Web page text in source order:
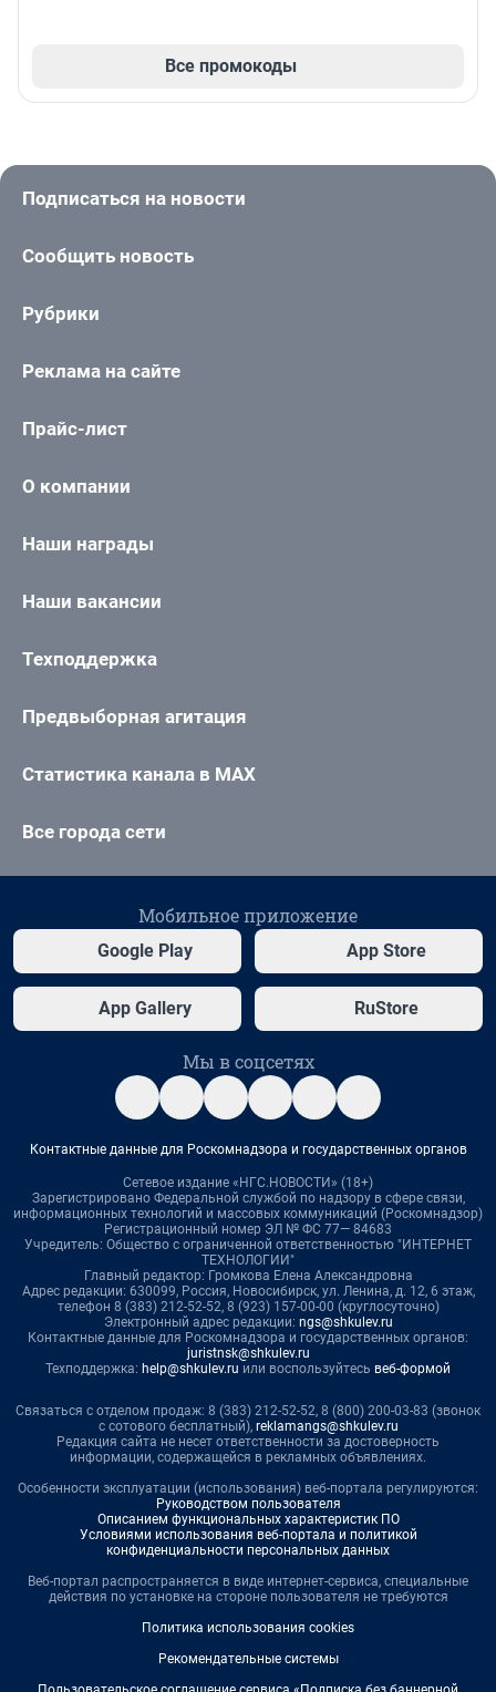
Все промокоды
Подписаться на новости
Сообщить новость
Рубрики
Реклама на сайте
Прайс-лист
О компании
Наши награды
Наши вакансии
Техподдержка
Предвыборная агитация
Статистика канала в MAX
Все города сети
Мобильное приложение
Google Play App Store
App Gallery RuStore
Мы в соцсетях
Контактные данные для Роскомнадзора и государственных органов
Сетевое издание «НГС.НОВОСТИ» (18+)
Зарегистрировано Федеральной службой по надзору в сфере связи,
информационных технологий и массовых коммуникаций (Роскомнадзор)
Регистрационный номер ЭЛ № ФС 77— 84683
Учредитель: Общество с ограниченной ответственностью "ИНТЕРНЕТ
ТЕХНОЛОГИИ"
Главный редактор: Громкова Елена Александровна
Адрес редакции: 630099, Россия, Новосибирск, ул. Ленина, д. 12, 6 этаж,
телефон 8 (383) 212-52-52, 8 (923) 157-00-00 (круглосуточно)
Электронный адрес редакции: ngs@shkulev.ru
Контактные данные для Роскомнадзора и государственных органов:
juristnsk@shkulev.ru
Техподдержка: help@shkulev.ru или воспользуйтесь веб-формой
Связаться с отделом продаж: 8 (383) 212-52-52, 8 (800) 200-03-83 (звонок
с сотового бесплатный), reklamangs@shkulev.ru
Редакция сайта не несет ответственности за достоверность
информации, содержащейся в рекламных объявлениях.
Особенности эксплуатации (использования) веб-портала регулируются:
Руководством пользователя
Описанием функциональных характеристик ПО
Условиями использования веб-портала и политикой
конфиденциальности персональных данных
Веб-портал распространяется в виде интернет-сервиса, специальные
действия по установке на стороне пользователя не требуются
Политика использования cookies
Рекомендательные системы